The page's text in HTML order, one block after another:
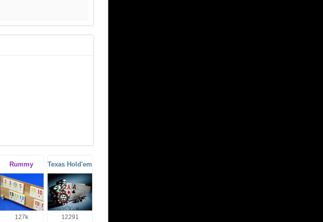
Rummy
127k
Texas Hold'em
12291